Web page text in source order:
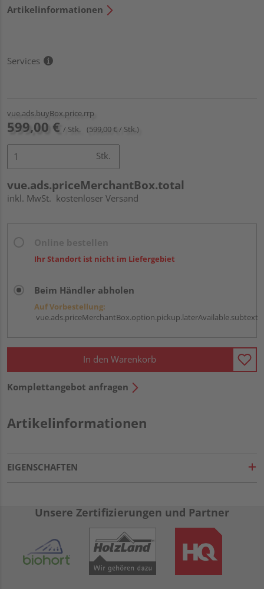
Artikelinformationen
Services
vue.ads.buyBox.price.rrp
599,00 € / Stk. (599,00 € / Stk.)
Stk.
vue.ads.priceMerchantBox.total
inkl. MwSt. kostenloser Versand
Ihr Standort ist nicht im Liefergebiet
Beim Händler abholen
Auf Vorbestellung:
vue.ads.priceMerchantBox.option.pickup.laterAvailable.subtext
In den Warenkorb
Komplettangebot anfragen
Artikelinformationen
EIGENSCHAFTEN
Unsere Zertifizierungen und Partner